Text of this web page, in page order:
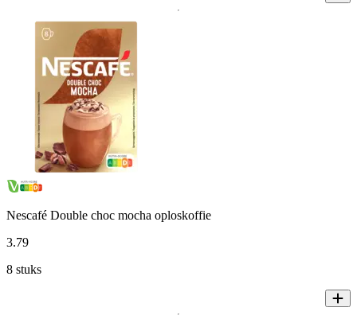
Nescafé Double choc mocha oploskoffie
3.79
8 stuks